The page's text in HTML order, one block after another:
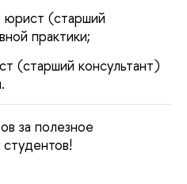
(старший
практики;
(старший консультант)
за полезное